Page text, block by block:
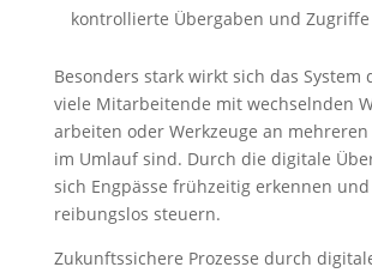
kontrollierte Übergaben und Zugriffe
Besonders stark wirkt sich das System
viele Mitarbeitende mit wechselnden
arbeiten oder Werkzeuge an
im Umlauf sind. Durch die digitale
sich Engpässe frühzeitig erkennen und
reibungslos steuern.
Zukunftssichere Prozesse durch